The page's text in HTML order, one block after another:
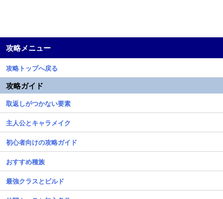
攻略メニュー
攻略トップへ戻る
攻略ガイド
取返しがつかない要素
主人公とキャラメイク
初心者向けの攻略ガイド
おすすめ種族
最強クラスとビルド